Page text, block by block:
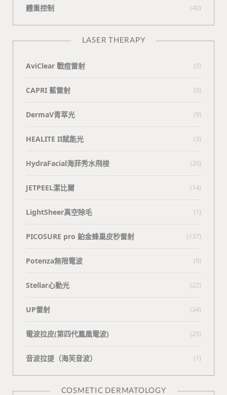
體重控制 (40)
LASER THERAPY
AviClear 戰痘雷射 (5)
CAPRI 藍雷射 (5)
DermaV青萃光 (9)
HEALITE II賦能光 (3)
HydraFacial海菲秀水飛梭 (20)
JETPEEL潔比爾 (14)
LightSheer真空除毛 (1)
PICOSURE pro 鉑金蜂巢皮秒雷射 (137)
Potenza無限電波 (9)
Stellar心動光 (22)
UP雷射 (34)
電波拉皮(第四代鳳凰電波) (25)
⾳波拉提（海芙⾳波） (1)
COSMETIC DERMATOLOGY